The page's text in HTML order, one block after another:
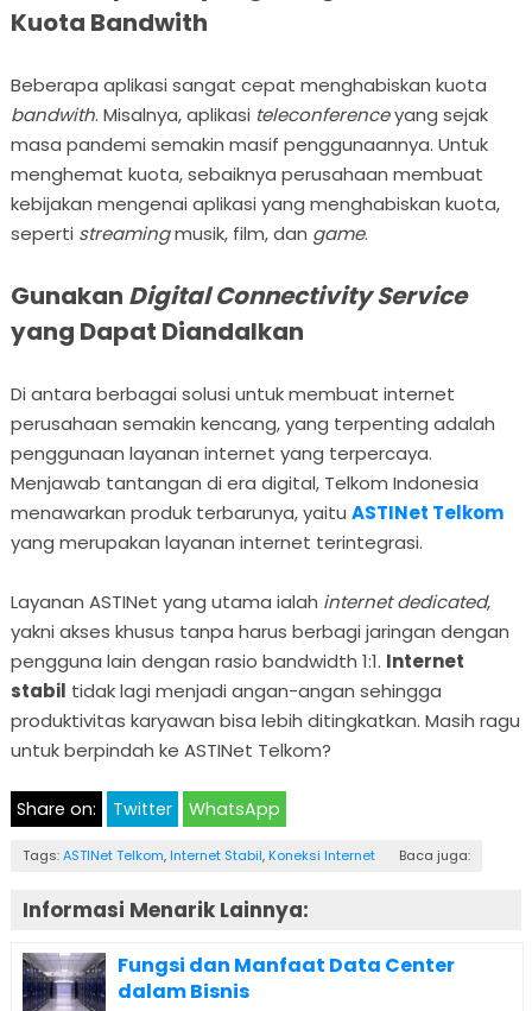
Kuota Bandwith
Beberapa aplikasi sangat cepat menghabiskan kuota
bandwith. Misalnya, aplikasi teleconferenceyang sejak
masa pandemi semakin masif penggunaannya. Untuk
menghemat kuota, sebaiknya perusahaan membuat
kebijakan mengenai aplikasi yang menghabiskan kuota,
seperti streamingmusik, film, dan game.
Gunakan Digital Connectivity Service
yang Dapat Diandalkan
Di antara berbagai solusi untuk membuat internet
perusahaan semakin kencang, yang terpenting adalah
penggunaan layanan internet yang terpercaya.
Menjawab tantangan di era digital, Telkom Indonesia
menawarkan produk terbarunya, yaitu ASTINet Telkom
yang merupakan layanan internet terintegrasi.
Layanan ASTINet yang utama ialah internet dedicated,
yakni akses khusus tanpa harus berbagi jaringan dengan
pengguna lain dengan rasio bandwidth 1:1. Internet
stabil tidak lagi menjadi angan-angan sehingga
produktivitas karyawan bisa lebih ditingkatkan. Masih ragu
untuk berpindah ke ASTINet Telkom?
Share on: Twitter WhatsApp
Tags:ASTINet Telkom, Internet Stabil, Koneksi Internet Baca juga:
Informasi Menarik Lainnya:
Fungsi dan Manfaat Data Center
dalam Bisnis